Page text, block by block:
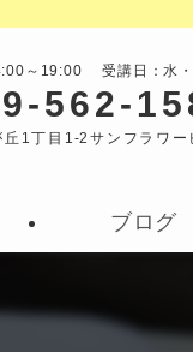
～19:00 受講日：水
562-
丘1丁目1-2サンフラワー
ブログ